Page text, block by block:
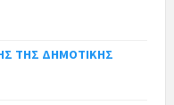
ΤΗΣ ΔΗΜΟΤΙΚΗΣ